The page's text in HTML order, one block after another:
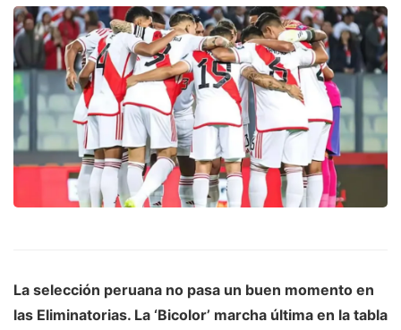
La selección peruana no pasa un buen momento en
las Eliminatorias. La ‘Bicolor’ marcha última en la tabla